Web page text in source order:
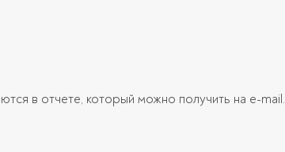
в отчете, который можно получить на e-mail.